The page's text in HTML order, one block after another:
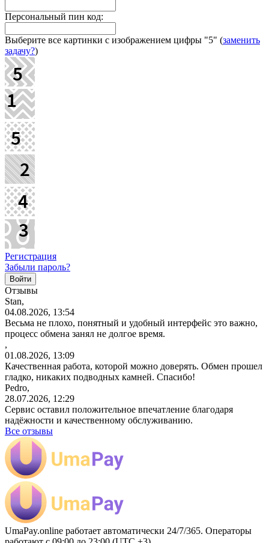
Персональный пин код:
Выберите все картинки с изображением цифры "5" (заменить
задачу?)
Регистрация
Забыли пароль?
Отзывы
Stan,
04.08.2026, 13:54
Весьма не плохо, понятный и удобный интерфейс это важно,
процесс обмена занял не долгое время.
,
01.08.2026, 13:09
Качественная работа, которой можно доверять. Обмен прошел
гладко, никаких подводных камней. Спасибо!
Pedro,
28.07.2026, 12:29
Сервис оставил положительное впечатление благодаря
надёжности и качественному обслуживанию.
Все отзывы
UmaPay.online работает автоматически 24/7/365. Операторы